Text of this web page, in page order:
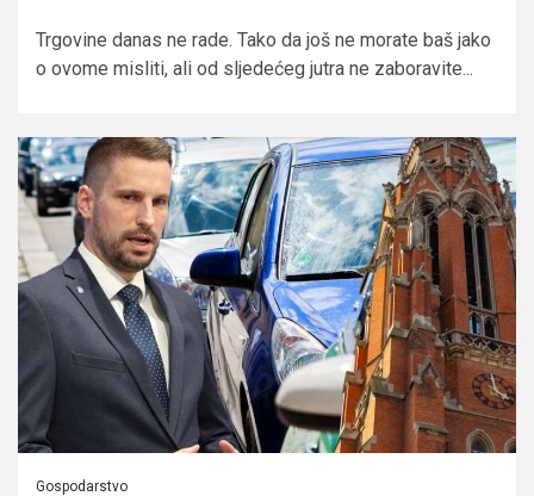
Trgovine danas ne rade. Tako da još ne morate baš jako
o ovome misliti, ali od sljedećeg jutra ne zaboravite...
Gospodarstvo